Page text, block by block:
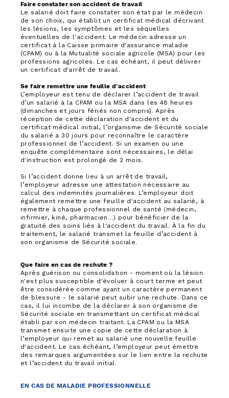
Faire constater son accident de travail
Le salarié doit faire constater son état par le médecin
de son choix, qui établit un certificat médical décrivant
les lésions, les symptômes et les séquelles
éventuelles de l'accident. Le médecin adresse un
certificat à la Caisse primaire d'assurance maladie
(CPAM) ou à la Mutualité sociale agricole (MSA) pour les
professions agricoles. Le cas échéant, il peut délivrer
un certificat d'arrêt de travail.
Se faire remettre une feuille d'accident
L’employeur est tenu de déclarer l’accident de travail
d’un salarié à la CPAM ou la MSA dans les 48 heures
(dimanches et jours fériés non compris). Après
réception de cette déclaration d'accident et du
certificat médical initial, l’organisme de Sécurité sociale
du salarié a 30 jours pour reconnaître le caractère
professionnel de l’accident. Si un examen ou une
enquête complémentaire sont nécessaires, le délai
d'instruction est prolongé de 2 mois.
Si l’accident donne lieu à un arrêt de travail,
l’employeur adresse une attestation nécessaire au
calcul des indemnités journalières. L’employeur doit
également remettre une feuille d'accident au salarié, à
remettre à chaque professionnel de santé (médecin,
infirmier, kiné, pharmacien…) pour bénéficier de la
gratuité des soins liés à l'accident du travail. À la fin du
traitement, le salarié transmet la feuille d’accident à
son organisme de Sécurité sociale.
Que faire en cas de rechute ?
Après guérison ou consolidation - moment où la lésion
n'est plus susceptible d'évoluer à court terme et peut
être considérée comme ayant un caractère permanent
de blessure - le salarié peut subir une rechute. Dans ce
cas, il lui incombe de la déclarer à son organisme de
Sécurité sociale en transmettant un certificat médical
établi par son médecin traitant. La CPAM ou la MSA
transmet ensuite une copie de cette déclaration à
l’employeur qui remet au salarié une nouvelle feuille
d'accident. Le cas échéant, l’employeur peut émettre
des remarques argumentées sur le lien entre la rechute
et l’accident du travail initial.
EN CAS DE MALADIE PROFESSIONNELLE